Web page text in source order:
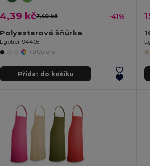
4,39 kč7,40 kč -41%
Polyesterová šňůrka
Egotier 94405
+9 Colors
Přidat do košíku